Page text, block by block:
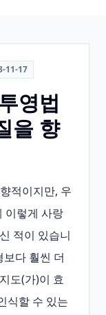
11-17
영법
을 향
적이지만, 우
이렇게 사랑
적이 있습니
다 훨씬 더
도(가)이 효
식할 수 있는